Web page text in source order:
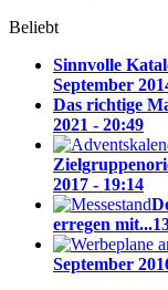
Beliebt
Sinnvolle
September
Das richtige
2021 - 20:49
2017 - 19:14
erregen mit...
September